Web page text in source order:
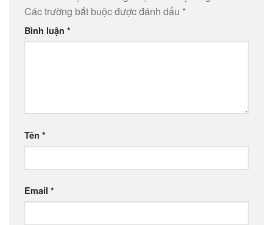
Các trường bắt buộc được đánh dấu *
Bình luận *
Tên *
Email *